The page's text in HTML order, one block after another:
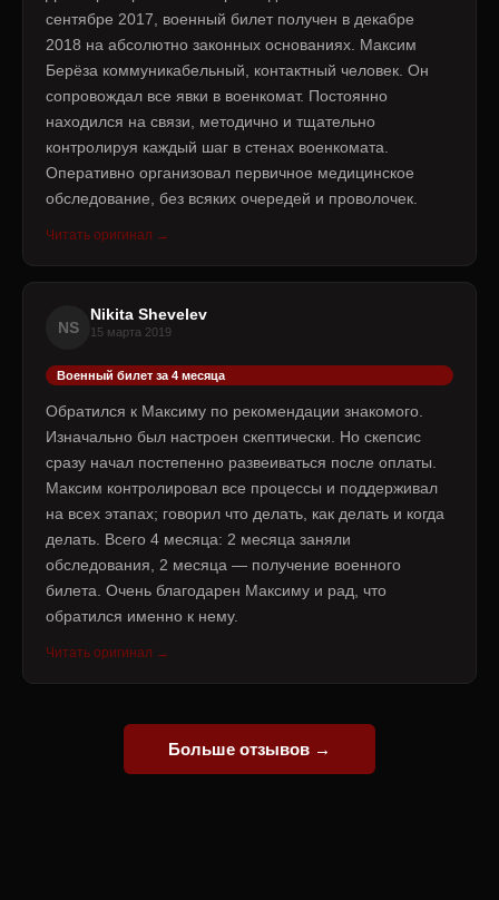
сентябре 2017, военный билет получен в декабре
2018 на абсолютно законных основаниях. Максим
Берёза коммуникабельный, контактный человек. Он
сопровождал все явки в военкомат. Постоянно
находился на связи, методично и тщательно
контролируя каждый шаг в стенах военкомата.
Оперативно организовал первичное медицинское
обследование, без всяких очередей и проволочек.
Читать оригинал →
NS
Nikita Shevelev
15 марта 2019
Военный билет за 4 месяца
Обратился к Максиму по рекомендации знакомого.
Изначально был настроен скептически. Но скепсис
сразу начал постепенно развеиваться после оплаты.
Максим контролировал все процессы и поддерживал
на всех этапах; говорил что делать, как делать и когда
делать. Всего 4 месяца: 2 месяца заняли
обследования, 2 месяца — получение военного
билета. Очень благодарен Максиму и рад, что
обратился именно к нему.
Читать оригинал →
Больше отзывов →